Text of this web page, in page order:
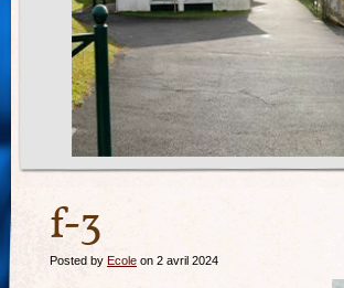
f-3
Posted by Ecole on 2 avril 2024